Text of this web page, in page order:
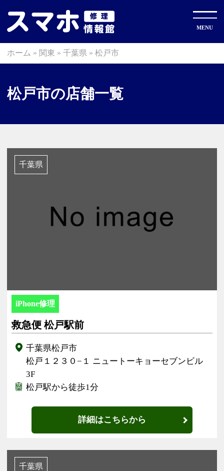
ホーム » 関東 »千葉県 »松戸市
松戸市の店舗一覧
千葉県
iPhone修理
救急便 松戸駅前
千葉県松戸市
松戸１２３０−１ ニュートーキョーセブンビル
3F
松戸駅から徒歩1分
詳細はこちらから
千葉県